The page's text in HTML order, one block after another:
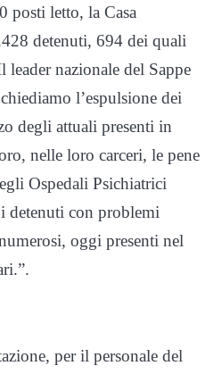
posti letto, la Casa
detenuti, 694 dei quali
leader nazionale del Sappe
l’espulsione dei
degli attuali presenti in
nelle loro carceri, le pene
Ospedali Psichiatrici
detenuti con problemi
oggi presenti nel
per il personale del